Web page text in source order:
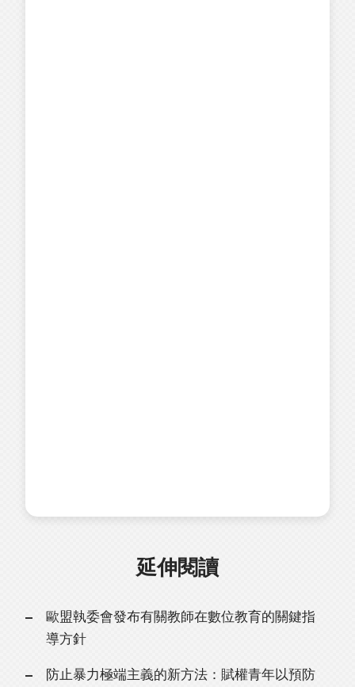
延伸閱讀
歐盟執委會發布有關教師在數位教育的關鍵指
導方針
防止暴力極端主義的新方法：賦權青年以預防